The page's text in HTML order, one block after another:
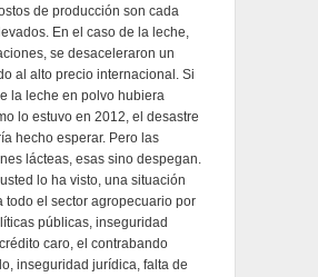
de producción son cada
En el caso de la leche,
se desaceleraron un
al alto precio internacional. Si
la leche en polvo hubiera
lo estuvo en 2012, el desastre
hecho esperar. Pero las
lácteas, esas sino despegan.
lo ha visto, una situación
todo el sector agropecuario por
públicas, inseguridad
caro, el contrabando
inseguridad jurídica, falta de